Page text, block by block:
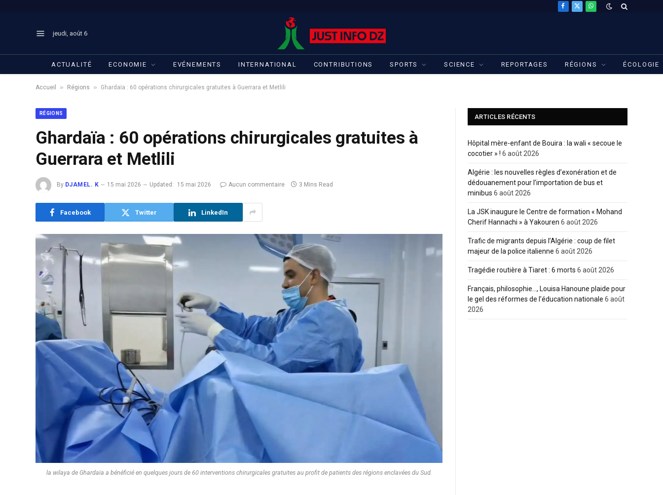
Facebook
X
WhatsApp
jeudi, août 6
ACTUALITÉ ECONOMIE EVÉNEMENTS INTERNATIONAL CONTRIBUTIONS SPORTS SCIENCE REPORTAGES RÉGIONS ÉCOLOGIE
Accueil » Régions » Ghardaïa : 60 opérations chirurgicales gratuites à Guerrara et Metlili
RÉGIONS
Ghardaïa : 60 opérations chirurgicales gratuites à
Guerrara et Metlili
By DJAMEL. K 15 mai 2026 Updated: 15 mai 2026 Aucun commentaire 3 Mins Read
Facebook Twitter LinkedIn
la wilaya de Ghardaïa a bénéficié en quelques jours de 60 interventions chirurgicales gratuites au profit de patients des régions enclavées du Sud.
ARTICLES RÉCENTS
Hôpital mère-enfant de Bouira : la wali « secoue le
cocotier » ! 6 août 2026
Algérie : les nouvelles règles d’exonération et de
dédouanement pour l’importation de bus et
minibus 6 août 2026
La JSK inaugure le Centre de formation « Mohand
Cherif Hannachi » à Yakouren 6 août 2026
Trafic de migrants depuis l’Algérie : coup de filet
majeur de la police italienne 6 août 2026
Tragédie routière à Tiaret : 6 morts 6 août 2026
Français, philosophie…, Louisa Hanoune plaide pour
le gel des réformes de l’éducation nationale 6 août
2026